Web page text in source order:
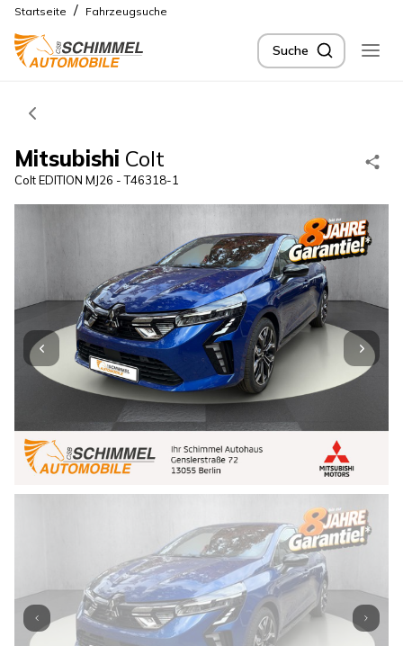
Startseite / Fahrzeugsuche
Suche
Mitsubishi Colt
Colt EDITION MJ26 - T46318-1